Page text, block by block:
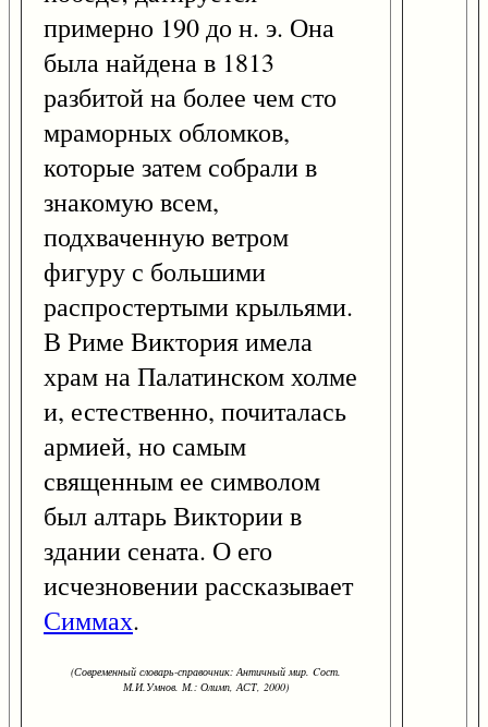
примерно 190 до н. э. Она
была найдена в 1813
разбитой на более чем сто
мраморных обломков,
которые затем собрали в
знакомую всем,
подхваченную ветром
фигуру с большими
распростертыми крыльями.
В Риме Виктория имела
храм на Палатинском холме
и, естественно, почиталась
армией, но самым
священным ее символом
был алтарь Виктории в
здании сената. О его
исчезновении рассказывает
Симмах.
(Современный словарь-справочник: Античный мир. Cост.
М.И.Умнов. М.: Олимп, АСТ, 2000)